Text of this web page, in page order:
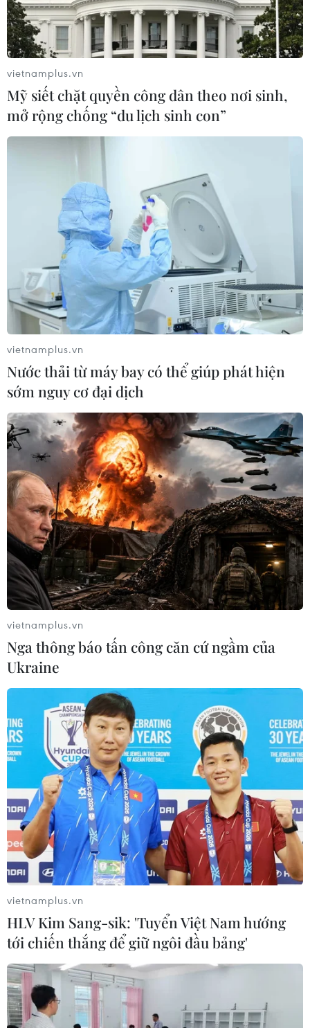
Gia Lai ghi nhận tổng số 18 ca bệnh và 5 ca
04/02/2021 12:51
Phó Chủ tịch Ủy ban Nhân dân tỉnh Gia Lai Nguyễn Thị
Thanh Lịch cho biết tính đến nay, Gia Lai đã ghi nhận
tổng số 18 ca bệnh và 5 ca nghi mắc COVID-19 đang
được theo dõi, xét nghiệm lại.
Gia Lai: Phạt 10 triệu đồng đối tượng đăng
tin sai sự thật về COVID-19
04/02/2021 15:00
Sau khi uống say, Đoàn Huỳnh Minh Thức đã đăng
Covid Rồi Nha, Anh Em Cẩn Thận…!” lên tài khoản
mạng xã hội Facebook “TY” và lên nhóm 81gialai.
Mong muốn đón Tết an lành trước 'cơn
bão' dịch bệnh COVID-19
Dù nhiều nơi trên thế giới vẫn đang chao đảo trước dịch
bệnh COVID-19, người dân Việt Nam vẫn được hy vọng
và mong mỏi về một cái Tết đoàn viên, ấm cúng, khởi
vietnamplus.vn
Mỹ siết chặt quyền công dân theo nơi sinh,
mở rộng chống “du lịch sinh con”
vietnamplus.vn
Nước thải từ máy bay có thể giúp phát hiện
sớm nguy cơ đại dịch
vietnamplus.vn
Nga thông báo tấn công căn cứ ngầm của
Ukraine
vietnamplus.vn
HLV Kim Sang-sik: 'Tuyển Việt Nam hướng
tới chiến thắng để giữ ngôi đầu bảng'